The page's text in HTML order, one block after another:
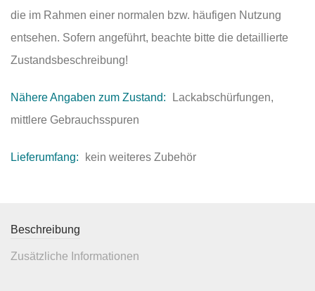
die im Rahmen einer normalen bzw. häufigen Nutzung
entsehen. Sofern angeführt, beachte bitte die detaillierte
Zustandsbeschreibung!
Nähere Angaben zum Zustand:
Lackabschürfungen,
mittlere Gebrauchsspuren
Lieferumfang: kein weiteres Zubehör
Beschreibung
Zusätzliche Informationen